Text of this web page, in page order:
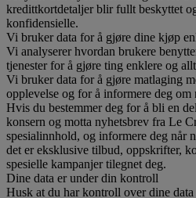
kredittkortdetaljer blir fullt beskyttet
konfidensielle.
Vi bruker data for å gjøre dine kjøp
Vi analyserer hvordan brukere
tjenester for å gjøre ting enklere og
Vi bruker data for å gjøre matlaging
opplevelse og for å informere deg om
Hvis du bestemmer deg for å bli en
konsern og motta nyhetsbrev fra Le
spesialinnhold, og informere deg når
det er eksklusive tilbud, oppskrifter,
spesielle kampanjer tilegnet deg.
Dine data er under din kontroll
Husk at du har kontroll over dine